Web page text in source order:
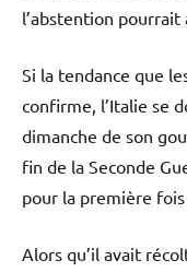
l’abstention
Si la tendance que
confirme, l’Italie se
dimanche de son
fin de la Seconde
pour la première
Alors qu’il avait